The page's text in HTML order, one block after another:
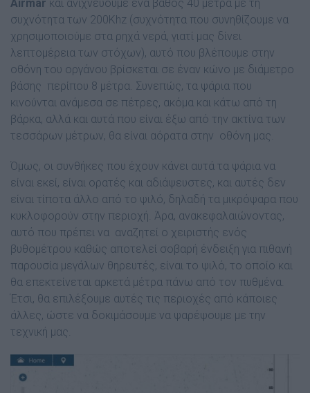
Airmar και ανιχνεύουμε ένα βάθος 40 μέτρα με τη
συχνότητα των 200Khz (συχνότητα που συνηθίζουμε να
χρησιμοποιούμε στα ρηχά νερά, γιατί μας δίνει
λεπτομέρεια των στόχων), αυτό που βλέπουμε στην
οθόνη του οργάνου βρίσκεται σε έναν κώνο με διάμετρο
βάσης περίπου 8 μέτρα. Συνεπώς, τα ψάρια που
κινούνται ανάμεσα σε πέτρες, ακόμα και κάτω από τη
βάρκα, αλλά και αυτά που είναι έξω από την ακτίνα των
τεσσάρων μέτρων, θα είναι αόρατα στην οθόνη μας.
Όμως, οι συνθήκες που έχουν κάνει αυτά τα ψάρια να
είναι εκεί, είναι ορατές και αδιάψευστες, και αυτές δεν
είναι τίποτα άλλο από το ψιλό, δηλαδή τα μικρόψαρα που
κυκλοφορούν στην περιοχή. Άρα, ανακεφαλαιώνοντας,
αυτό που πρέπει να αναζητεί ο χειριστής ενός
βυθομέτρου καθώς αποτελεί σοβαρή ένδειξη για πιθανή
παρουσία μεγάλων θηρευτές, είναι το ψιλό, το οποίο και
θα επεκτείνεται αρκετά μέτρα πάνω από τον πυθμένα.
Έτσι, θα επιλέξουμε αυτές τις περιοχές από κάποιες
άλλες, ώστε να δοκιμάσουμε να ψαρέψουμε με την
τεχνική μας.